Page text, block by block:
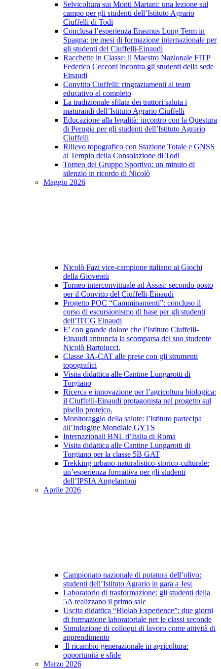
Selvicoltura sui Monti Martani: una lezione sul
campo per gli studenti dell’Istituto Agrario
Ciuffelli di Todi
Conclusa l’esperienza Erasmus Long Term in
Spagna: tre mesi di formazione internazionale per
gli studenti del Ciuffelli-Einaudi
Racchette in Classe: il Maestro Nazionale FITP
Federico Cecconi incontra gli studenti della sede
Einaudi
Convitto Ciuffelli: ringraziamenti al team
educativo al completo
La tradizionale sfilata dei trattori saluta i
maturandi dell’Istituto Agrario Ciuffelli
Educazione alla legalità: incontro con la Questura
di Perugia per gli studenti dell’Istituto Agrario
Ciuffelli
Rilievo topografico con Stazione Totale e GNSS
al Tempio della Consolazione di Todi
Torneo del Gruppo Sportivo: un minuto di
silenzio in ricordo di Nicolò
Maggio 2026
Nicolò Fazi vice-campione italiano ai Giochi
della Gioventù
Torneo interconvittuale ad Assisi: secondo posto
per il Convitto del Ciuffelli-Einaudi
Progetto POC “Camminamenti”: concluso il
corso di escursionismo di base per gli studenti
dell’ITCG Einaudi
E’ con grande dolore che l’Istituto Ciuffelli-
Einaudi annuncia la scomparsa del suo studente
Nicolò Bartolucci.
Classe 3A-CAT alle prese con gli strumenti
topografici
Visita didattica alle Cantine Lungarotti di
Torgiano
Ricerca e innovazione per l’agricoltura biologica:
il Ciuffelli-Einaudi protagonista nel progetto sul
pisello proteico.
Monitoraggio della salute: l’Istituto partecipa
all’Indagine Mondiale GYTS
Internazionali BNL d’Italia di Roma
Visita didattica alle Cantine Lungarotti di
Torgiano per la classe 5B GAT
Trekking urbano-naturalistico-storico-culturale:
un’esperienza formativa per gli studenti
dell’IPSIA Angelantoni
Aprile 2026
Campionato nazionale di potatura dell’olivo:
studenti dell’Istituto Agrario in gara a Jesi
Laboratorio di trasformazione: gli studenti della
5A realizzano il primo sale
Uscita didattica “Biolab Experience”: due giorni
di formazione laboratoriale per le classi seconde
Simulazione di colloqui di lavoro come attività di
apprendimento
Il ricambio generazionale in agricoltura:
opportunità e sfide
Marzo 2026